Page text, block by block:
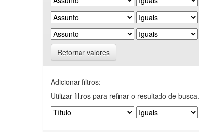
Retornar valores
Adicionar filtros:
Utilizar filtros para refinar o resultado de busca.